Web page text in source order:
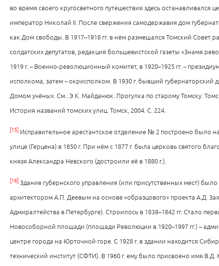
во время своего кругосветного путешествия здесь останавливался
император Николай II. После свержения самодержавия дом
как Дом свободы. В 1917–1918 гг. в нём размещался Томский Совет
солдатских депутатов, редакция большевистской газеты «Знамя
1919 г. – Военно-революционный комитет, в 1920–1925 гг. –
исполкома, затем – окрисполком. В 1930 г. бывший губернаторский
Домом учёных. См.: Э.К. Майданюк. Прогулка по старому Томску.
История названий томских улиц. Томск, 2004. С. 224.
[15] Исправительное арестантское отделение № 2 построено было
улице (Герцена) в 1850 г. При нём с 1877 г. была церковь святого
князя Александра Невского (достроили её в 1880 г.).
[16] Здание губернского управления (или присутственных мест)
архитектором А.П. Деевым на основе «образцового» проекта А.Д.
Адмиралтейства в Петербурге). Строилось в 1838–1842 гг. Стало
Новособорной площади (площади Революции в 1920–1997 гг.) –
центре города на Юрточной горе. С 1928 г. в здании находится
технический институт (СФТИ). В 1960 г. ему было присвоено имя В.Д.